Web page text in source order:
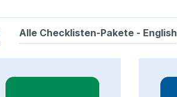
Alle Checklisten-Pakete - English